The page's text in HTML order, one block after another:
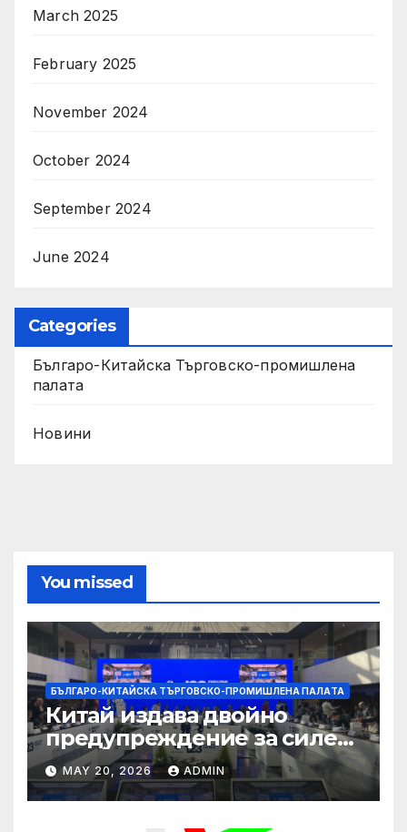
March 2025
February 2025
November 2024
October 2024
September 2024
June 2024
Categories
Българо-Китайска Търговско-промишлена
палaта
Новини
You missed
БЪЛГАРО-КИТАЙСКА ТЪРГОВСКО-ПРОМИШЛЕНА ПАЛAТА
Китай издава двойно
предупреждение за силен
дъжд и пясъчни бури
MAY 20, 2026 ADMIN